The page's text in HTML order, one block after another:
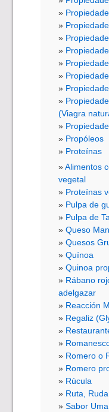
(Viagra
Propóleos
Proteínas
Alimentos
vegetal
Proteínas
Pulpa de
Pulpa de
Queso
Quesos
Quínoa
Quinoa
Rábano
adelgazar
Reacción
Regaliz
Romero o
Romero
Rúcula
Ruta,
Sabor